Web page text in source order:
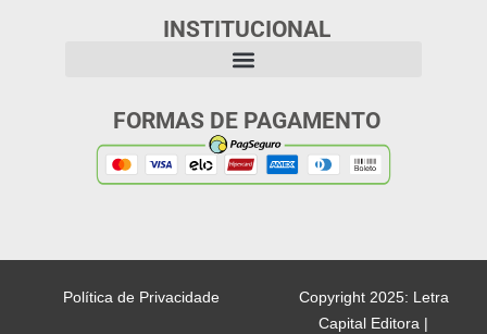
INSTITUCIONAL
FORMAS DE PAGAMENTO
Copyright 2025: Letra
Capital Editora |
Política de Privacidade